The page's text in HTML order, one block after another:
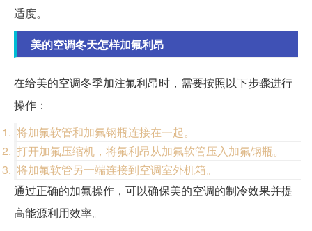
适度。
美的空调冬天怎样加氟利昂
在给美的空调冬季加注氟利昂时，需要按照以下步骤进行
操作：
将加氟软管和加氟钢瓶连接在一起。
打开加氟压缩机，将氟利昂从加氟软管压入加氟钢瓶。
将加氟软管另一端连接到空调室外机箱。
通过正确的加氟操作，可以确保美的空调的制冷效果并提
高能源利用效率。